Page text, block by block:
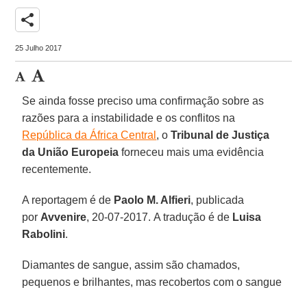
share
25 Julho 2017
Se ainda fosse preciso uma confirmação sobre as
razões para a instabilidade e os conflitos na
República da África Central , oTribunal de Justiça
da União Europeia forneceu mais uma evidência
recentemente.
A reportagem é de Paolo M. Alfieri, publicada
por Avvenire, 20-07-2017. A tradução é de Luisa
Rabolini.
Diamantes de sangue, assim são chamados,
pequenos e brilhantes, mas recobertos com o sangue